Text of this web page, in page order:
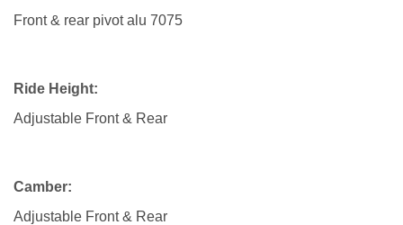
Front & rear pivot alu 7075
Ride Height:
Adjustable Front & Rear
Camber:
Adjustable Front & Rear